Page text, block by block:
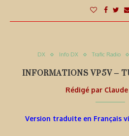
DX Info DX Trafic Radio
INFORMATIONS VP5V –
Rédigé par
Version traduite en Français